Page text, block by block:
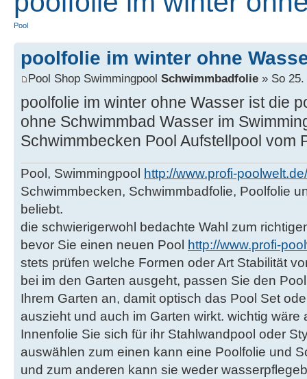
Pool
poolfolie im winter ohne
Pool Shop Swimmingpool Schwimmbadfolie » So
poolfolie im winter ohne Wasser ist die
ohne Schwimmbad Wasser im
Schwimmbecken Pool Aufstellpool vom
Pool, Swimmingpool http://www.profi-
Schwimmbecken, Schwimmbadfolie, Poolfolie
beliebt.
die schwierigerwohl bedachte Wahl zum
bevor Sie einen neuen Pool http://www.profi-
stets prüfen welche Formen oder Art Stabilität
bei im den Garten ausgeht, passen Sie den
Ihrem Garten an, damit optisch das Pool Set
auszieht und auch im Garten wirkt. wichtig
Innenfolie Sie sich für ihr Stahlwandpool oder
auswählen zum einen kann eine Poolfolie und
und zum anderen kann sie weder